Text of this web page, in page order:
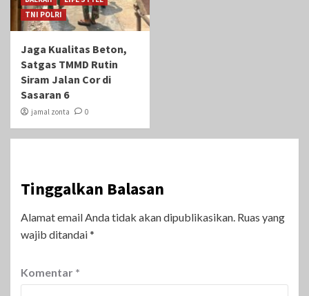
TNI POLRI
Jaga Kualitas Beton,
Satgas TMMD Rutin
Siram Jalan Cor di
Sasaran 6
jamal zonta 0
Tinggalkan Balasan
Alamat email Anda tidak akan dipublikasikan. Ruas yang
wajib ditandai*
Komentar *